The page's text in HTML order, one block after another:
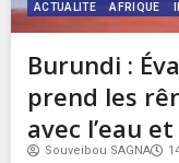
ACTUALITE AFRIQUE
Burundi :
prend les
avec l’eau
Souveibou SAGNA